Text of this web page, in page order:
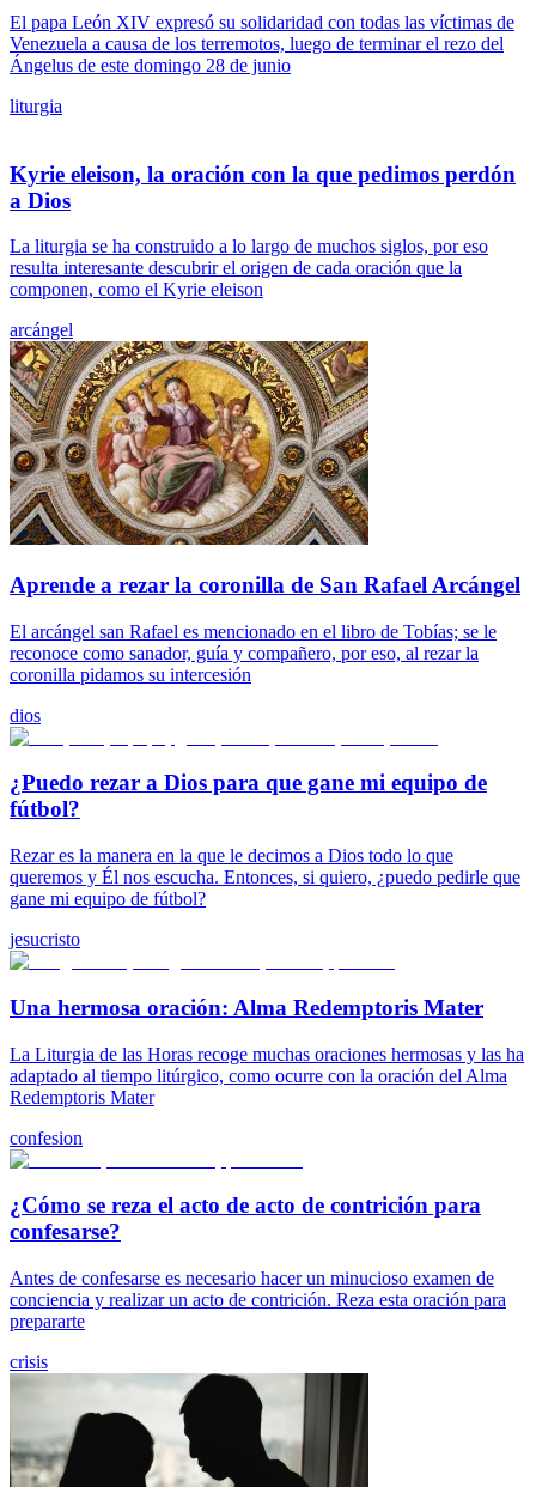
El papa León XIV expresó su solidaridad con todas las víctimas de
Venezuela a causa de los terremotos, luego de terminar el rezo del
Ángelus de este domingo 28 de junio
liturgia
Kyrie eleison, la oración con la que pedimos perdón
a Dios
La liturgia se ha construido a lo largo de muchos siglos, por eso
resulta interesante descubrir el origen de cada oración que la
componen, como el Kyrie eleison
arcángel
Aprende a rezar la coronilla de San Rafael Arcángel
El arcángel san Rafael es mencionado en el libro de Tobías; se le
reconoce como sanador, guía y compañero, por eso, al rezar la
coronilla pidamos su intercesión
dios
¿Puedo rezar a Dios para que gane mi equipo de
fútbol?
Rezar es la manera en la que le decimos a Dios todo lo que
queremos y Él nos escucha. Entonces, si quiero, ¿puedo pedirle que
gane mi equipo de fútbol?
jesucristo
Una hermosa oración: Alma Redemptoris Mater
La Liturgia de las Horas recoge muchas oraciones hermosas y las ha
adaptado al tiempo litúrgico, como ocurre con la oración del Alma
Redemptoris Mater
confesion
¿Cómo se reza el acto de acto de contrición para
confesarse?
Antes de confesarse es necesario hacer un minucioso examen de
conciencia y realizar un acto de contrición. Reza esta oración para
prepararte
crisis